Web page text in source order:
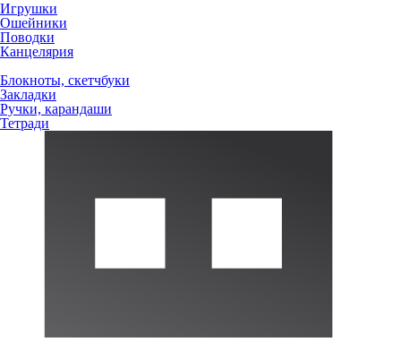
Игрушки
Ошейники
Поводки
Канцелярия
Блокноты, скетчбуки
Закладки
Ручки, карандаши
Тетради